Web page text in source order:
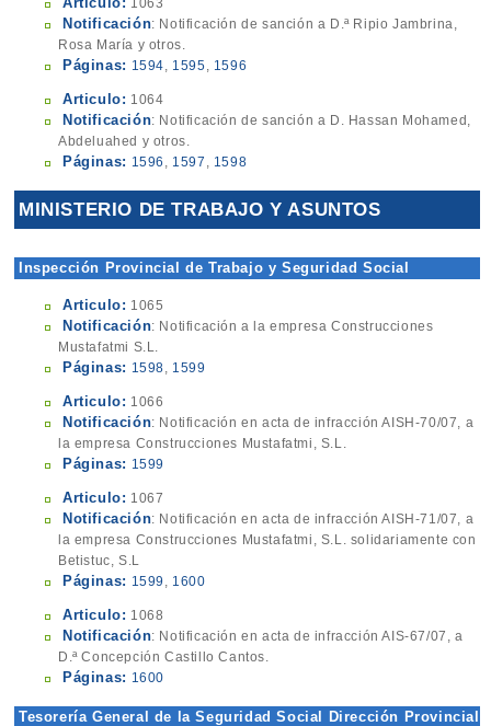
1063
Notificación: Notificación de sanción a D.ª Ripio Jambrina,
Rosa María y otros.
Páginas: 1594, 1595, 1596
Articulo: 1064
Notificación: Notificación de sanción a D. Hassan Mohamed,
Abdeluahed y otros.
Páginas: 1596 , 1597 , 1598
MINISTERIO DE TRABAJO Y ASUNTOS
Inspección Provincial de Trabajo y Seguridad Social
Articulo: 1065
Notificación: Notificación a la empresa Construcciones
Mustafatmi S.L.
Páginas: 1598, 1599
Articulo: 1066
Notificación: Notificación en acta de infracción AISH-70/07, a
la empresa Construcciones Mustafatmi, S.L.
Páginas: 1599
Articulo: 1067
Notificación: Notificación en acta de infracción AISH-71/07, a
la empresa Construcciones Mustafatmi, S.L. solidariamente con
Betistuc, S.L
Páginas: 1599 , 1600
Articulo: 1068
Notificación: Notificación en acta de infracción AIS-67/07, a
D.ª Concepción Castillo Cantos.
Páginas: 1600
Tesorería General de la Seguridad Social Dirección Provincial